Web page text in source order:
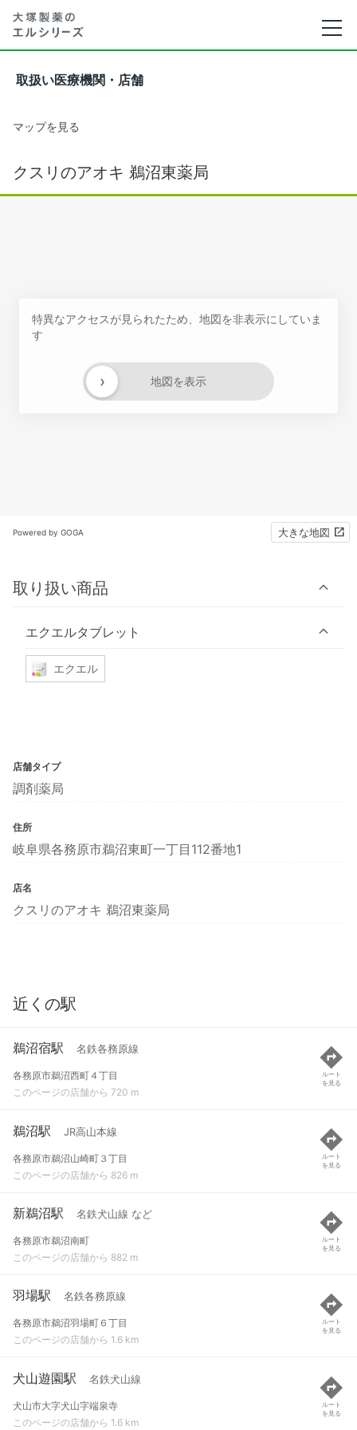
取扱い医療機関・店舗
マップを見る
クスリのアオキ 鵜沼東薬局
特異なアクセスが見られたため、地図を非表示にしていま
す
地図を表示
›
Powered by GOGA 大きな地図
取り扱い商品
エクエルタブレット
エクエル
店舗タイプ
調剤薬局
住所
岐阜県各務原市鵜沼東町一丁目112番地1
店名
クスリのアオキ 鵜沼東薬局
近くの駅
鵜沼宿駅 名鉄各務原線
各務原市鵜沼西町４丁目
このページの店舗から 720 m
ルート
を見る
鵜沼駅 JR高山本線
各務原市鵜沼山崎町３丁目
このページの店舗から 826 m
ルート
を見る
新鵜沼駅 名鉄犬山線 など
各務原市鵜沼南町
このページの店舗から 882 m
ルート
を見る
羽場駅 名鉄各務原線
各務原市鵜沼羽場町６丁目
このページの店舗から 1.6 km
ルート
を見る
犬山遊園駅 名鉄犬山線
犬山市大字犬山字端泉寺
このページの店舗から 1.6 km
ルート
を見る